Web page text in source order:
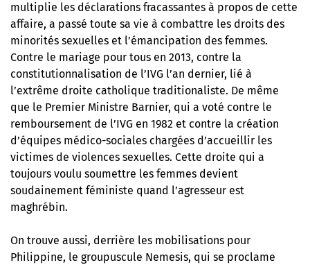
multiplie les déclarations fracassantes à propos de cette
affaire, a passé toute sa vie à combattre les droits des
minorités sexuelles et l’émancipation des femmes.
Contre le mariage pour tous en 2013, contre la
constitutionnalisation de l’IVG l’an dernier, lié à
l’extrême droite catholique traditionaliste. De même
que le Premier Ministre Barnier, qui a voté contre le
remboursement de l’IVG en 1982 et contre la création
d’équipes médico-sociales chargées d’accueillir les
victimes de violences sexuelles. Cette droite qui a
toujours voulu soumettre les femmes devient
soudainement féministe quand l’agresseur est
maghrébin.
On trouve aussi, derrière les mobilisations pour
Philippine, le groupuscule Nemesis, qui se proclame